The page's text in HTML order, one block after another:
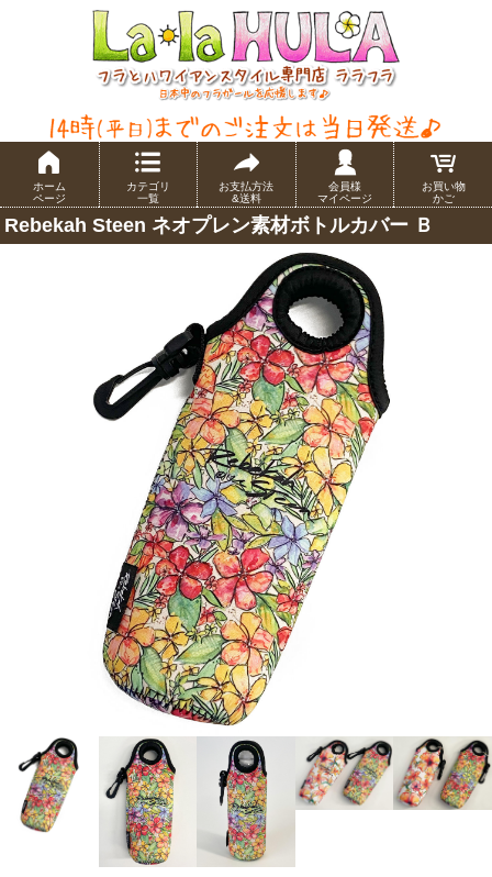
ホーム
ページ
カテゴリ
一覧
お支払方法
&送料
会員様
マイページ
お買い物
かご
Rebekah Steen ネオプレン素材ボトルカバー Ｂ